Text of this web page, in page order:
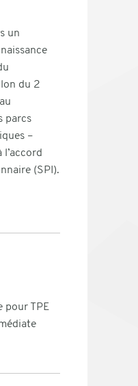
un
du 2
parcs
–
(SPI).
pour TPE